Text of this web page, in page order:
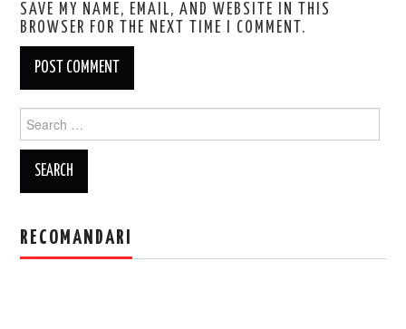
SAVE MY NAME, EMAIL, AND WEBSITE IN THIS
BROWSER FOR THE NEXT TIME I COMMENT.
for:
RECOMANDARI